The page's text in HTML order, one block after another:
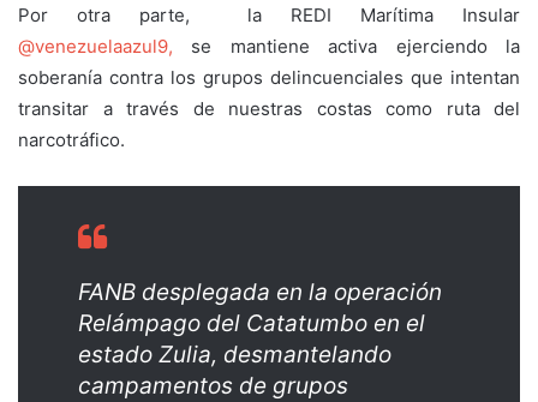
Por otra parte, la REDI Marítima Insular
@venezuelaazul9, se mantiene activa ejerciendo la
soberanía contra los grupos delincuenciales que intentan
transitar a través de nuestras costas como ruta del
narcotráfico.
FANB desplegada en la operación
Relámpago del Catatumbo en el
estado Zulia, desmantelando
campamentos de grupos